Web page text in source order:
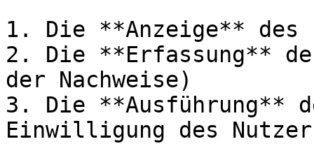
1. Die **Anzeige**
2. Die **Erfassung**
der Nachweise)
3. Die **Ausführung**
Einwilligung des